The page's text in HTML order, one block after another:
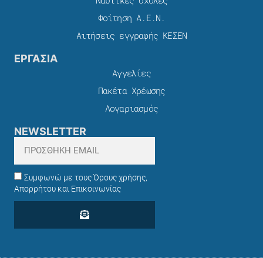
Φοίτηση Α.Ε.Ν.
Αιτήσεις εγγραφής ΚΕΣΕΝ
ΕΡΓΑΣΙΑ
Αγγελίες
Πακέτα Χρέωσης​
Λογαριασμός
NEWSLETTER
Συμφωνώ με τους Όρους χρήσης,
Απορρήτου και Επικοινωνίας